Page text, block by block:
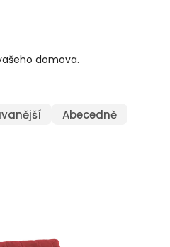
domova.
Abecedně